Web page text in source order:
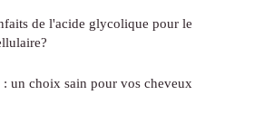
de l'acide glycolique pour le
un choix sain pour vos cheveux